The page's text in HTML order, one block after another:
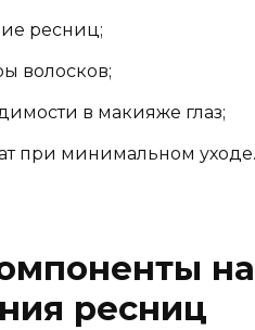
ресниц;
волосков;
в макияже глаз;
при минимальном уходе.
ресниц